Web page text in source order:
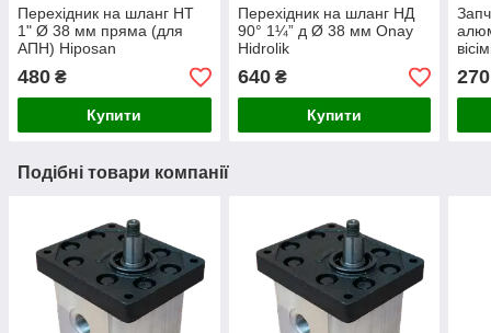
Перехідник на шланг НТ
1" Ø 38 мм пряма (для
АПН) Hiposan
480 ₴
Купити
Перехідник на шланг НД
90° 1¼” д Ø 38 мм Onay
Hidrolik
640₴
Купити
270
Подібні товари компанії